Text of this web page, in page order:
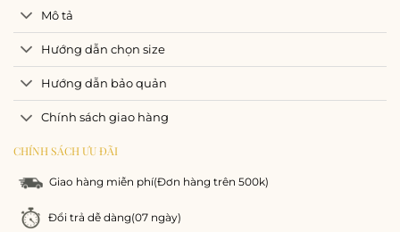
Mô tả
Hướng dẫn chọn size
Hướng dẫn bảo quản
Chính sách giao hàng
CHÍNH SÁCH ƯU ĐÃI
Giao hàng miễn phí(Đơn hàng trên 500k)
Đổi trả dễ dàng(07 ngày)